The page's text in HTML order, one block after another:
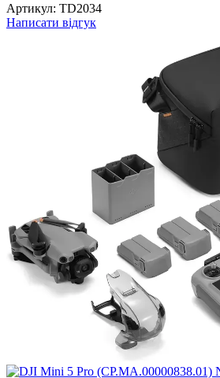
Артикул: TD2034
Написати відгук